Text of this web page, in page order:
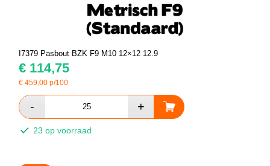
I7379 Pasbout BZK F9 M10 12×12 12.9
€ 114,75
€459,00 p/100
23 op voorraad